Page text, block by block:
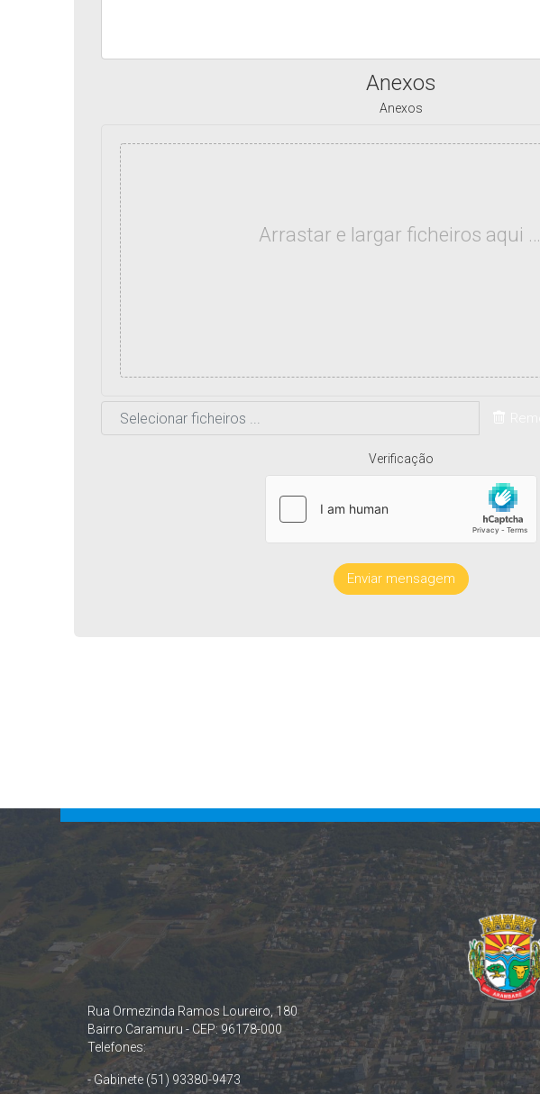
Anexos
Anexos
Arrastar e largar ficheiros aqui …
Verificação
Enviar mensagem
Rua Ormezinda Ramos Loureiro, 180
Bairro Caramuru - CEP: 96178-000
Telefones:
- Gabinete (51) 93380-9473